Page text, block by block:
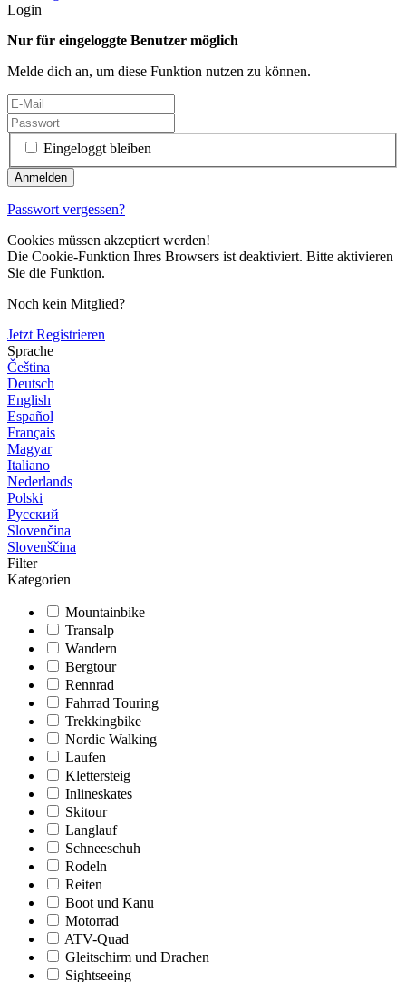
Login
Nur für eingeloggte Benutzer möglich
Melde dich an, um diese Funktion nutzen zu können.
Eingeloggt bleiben
Passwort vergessen?
Cookies müssen akzeptiert werden!
Die Cookie-Funktion Ihres Browsers ist deaktiviert. Bitte aktivieren
Sie die Funktion.
Noch kein Mitglied?
Jetzt Registrieren
Sprache
Čeština
Deutsch
English
Español
Français
Magyar
Italiano
Nederlands
Polski
Русский
Slovenčina
Slovenščina
Filter
Kategorien
Mountainbike
Transalp
Wandern
Bergtour
Rennrad
Fahrrad Touring
Trekkingbike
Nordic Walking
Laufen
Klettersteig
Inlineskates
Skitour
Langlauf
Schneeschuh
Rodeln
Reiten
Boot und Kanu
Motorrad
ATV-Quad
Gleitschirm und Drachen
Sightseeing